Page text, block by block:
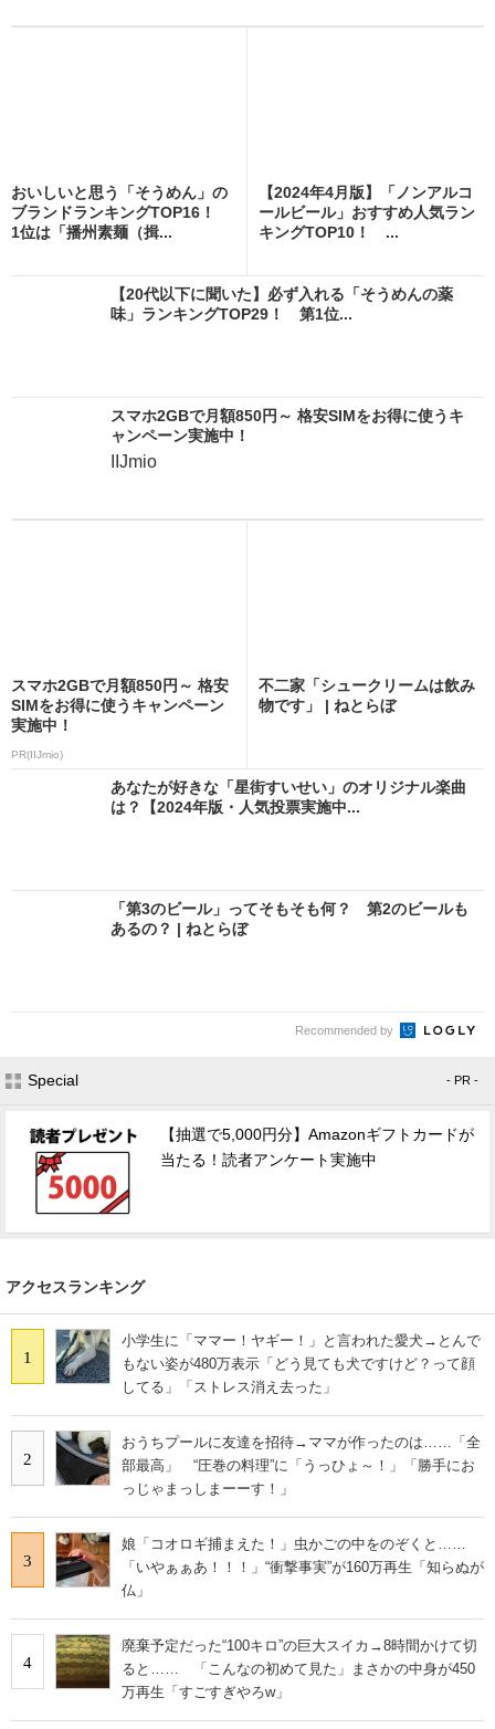
おいしいと思う「そうめん」の
ブランドランキングTOP16！
1位は「播州素麺（揖...
【2024年4月版】「ノンアルコ
ールビール」おすすめ人気ラン
キングTOP10！ ...
【20代以下に聞いた】必ず入れる「そうめんの薬
味」ランキングTOP29！ 第1位...
スマホ2GBで月額850円～ 格安SIMをお得に使うキ
ャンペーン実施中！
IIJmio
スマホ2GBで月額850円～ 格安
SIMをお得に使うキャンペーン
実施中！
PR(IIJmio)
不二家「シュークリームは飲み
物です」 | ねとらぼ
あなたが好きな「星街すいせい」のオリジナル楽曲
は？【2024年版・人気投票実施中...
「第3のビール」ってそもそも何？ 第2のビールも
あるの？ | ねとらぼ
Recommended by
Special - PR -
【抽選で5,000円分】Amazonギフトカードが
当たる！読者アンケート実施中
アクセスランキング
1
小学生に「ママー！ヤギー！」と言われた愛犬→とんで
もない姿が480万表示「どう見ても犬ですけど？って顔
してる」「ストレス消え去った」
2
おうちプールに友達を招待→ママが作ったのは……「全
部最高」 “圧巻の料理”に「うっひょ～！」「勝手にお
っじゃまっしまーーす！」
3
娘「コオロギ捕まえた！」虫かごの中をのぞくと……
「いやぁぁあ！！！」“衝撃事実”が160万再生「知らぬが
仏」
4
廃棄予定だった“100キロ”の巨大スイカ→8時間かけて切
ると…… 「こんなの初めて見た」まさかの中身が450
万再生「すごすぎやろw」